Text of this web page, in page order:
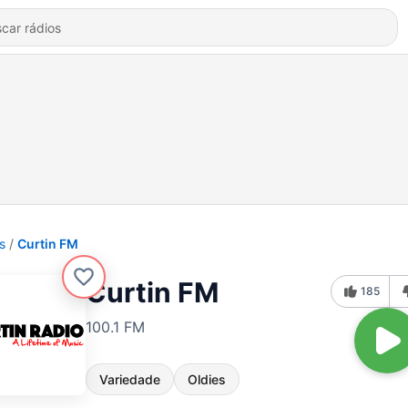
Curtin FM
Curtin FM
100.1 FM
Variedade Oldies
185